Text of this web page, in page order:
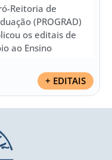
Reitoria de
(PROGRAD)
os editais de
ao Ensino
+ EDITAIS